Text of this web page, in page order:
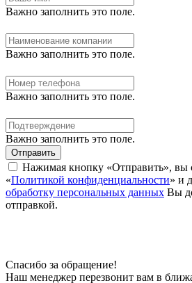
Важно заполнить это поле.
Важно заполнить это поле.
Важно заполнить это поле.
Важно заполнить это поле.
Отправить
Нажимая кнопку «Отправить», вы
«Политикой конфиденциальности» и
обработку персональных данных Вы
отправкой.
Спасибо за обращение!
Наш менеджер перезвонит вам в